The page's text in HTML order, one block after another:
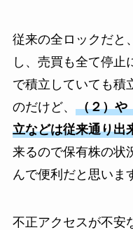
従来の全ロックだと
し、売買も全て停止
で積立していても積
のだけど、 （２）や
立などは従来通り出
来るので保有株の状
んで便利だと思いま
不正アクセスが不安